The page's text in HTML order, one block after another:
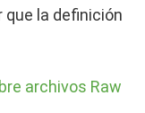
que la definición